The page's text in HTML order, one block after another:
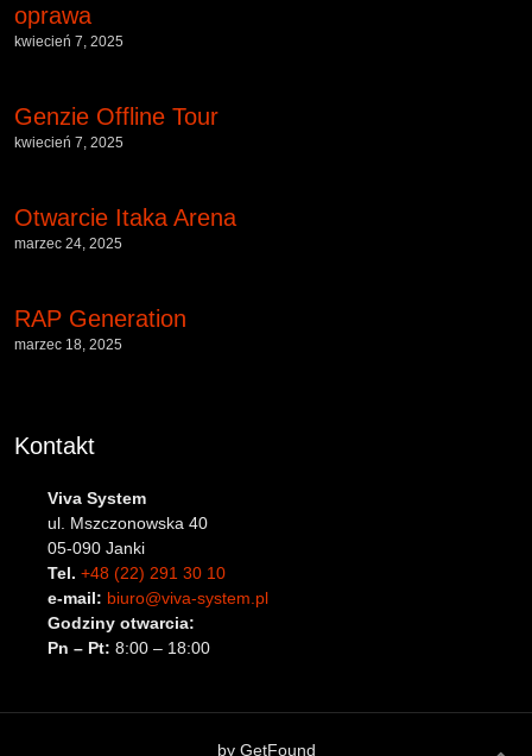
oprawa
kwiecień 7, 2025
Genzie Offline Tour
kwiecień 7, 2025
Otwarcie Itaka Arena
marzec 24, 2025
RAP Generation
marzec 18, 2025
Kontakt
Viva System
ul. Mszczonowska 40
05-090 Janki
Tel. +48 (22) 291 30 10
e-mail: biuro@viva-system.pl
Godziny otwarcia:
Pn – Pt: 8:00 – 18:00
by GetFound